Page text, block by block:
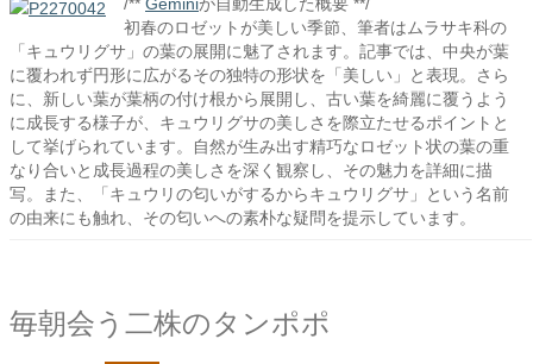
初春のロゼットが美しい季節、筆者はムラサキ科の
「キュウリグサ」の葉の展開に魅了されます。記事では、中央が葉
に覆われず円形に広がるその独特の形状を「美しい」と表現。さら
に、新しい葉が葉柄の付け根から展開し、古い葉を綺麗に覆うよう
に成長する様子が、キュウリグサの美しさを際立たせるポイントと
して挙げられています。自然が生み出す精巧なロゼット状の葉の重
なり合いと成長過程の美しさを深く観察し、その魅力を詳細に描
写。また、「キュウリの匂いがするからキュウリグサ」という名前
の由来にも触れ、その匂いへの素朴な疑問を提示しています。
毎朝会う二株のタンポポ